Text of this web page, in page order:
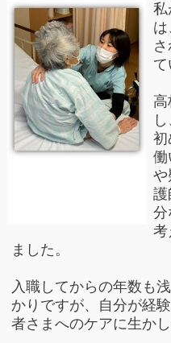
私
て
初
働
や
護
分
考
ました。
入職してからの年数も
かりですが、自分が経
者さまへのケアに生か